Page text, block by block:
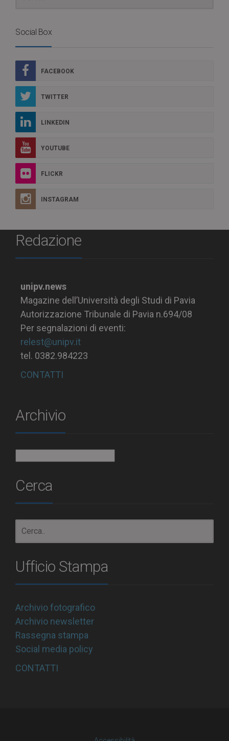
Social Box
FACEBOOK
TWITTER
LINKEDIN
YOUTUBE
FLICKR
INSTAGRAM
Redazione
unipv.news
Magazine dell’Università degli Studi di Pavia
Autorizzazione Tribunale di Pavia n.694/08
Per segnalazioni di eventi:
relest@unipv.it
tel. 0382.984223
CONTATTI
Archivio
Cerca
Ufficio Stampa
Archivio fotografico
Archivio newsletter
Rassegna stampa
Social media policy
CONTATTI